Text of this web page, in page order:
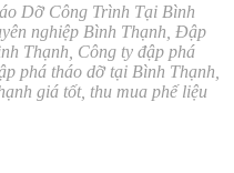
Dỡ Công Trình Tại Bình
nghiệp Bình Thạnh, Đập
Thạnh, Công ty đập phá
phá tháo dỡ tại Bình Thạnh,
giá tốt, thu mua phế liệu